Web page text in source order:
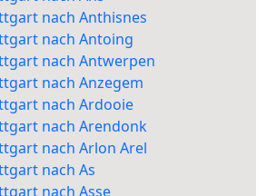
nach Anthisnes
nach Antoing
nach Antwerpen
nach Anzegem
nach Ardooie
nach Arendonk
nach Arlon Arel
nach As
nach Asse